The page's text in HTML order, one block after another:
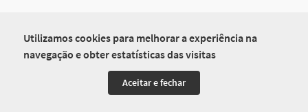
Utilizamos cookies para melhorar a experiência na
navegação e obter estatísticas das visitas
Aceitar e fechar